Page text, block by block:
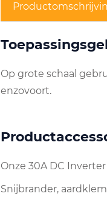
Op grote schaal
enzovoort.
Onze 30A DC
Snijbrander,